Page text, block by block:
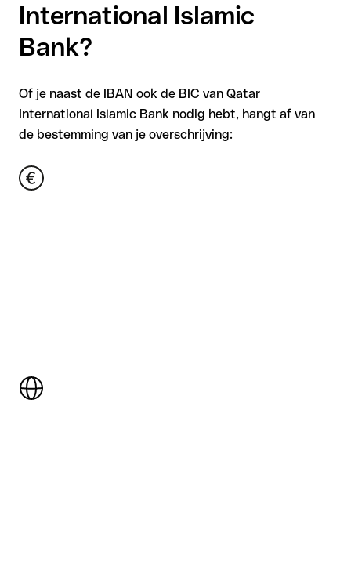
International Islamic
Bank?
Of je naast de IBAN ook de BIC van Qatar
International Islamic Bank nodig hebt, hangt af van
de bestemming van je overschrijving: